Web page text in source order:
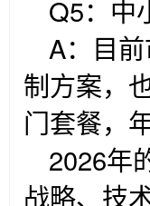
Q5：中
A：目
制方案，
门套餐，
2026年
战略、技